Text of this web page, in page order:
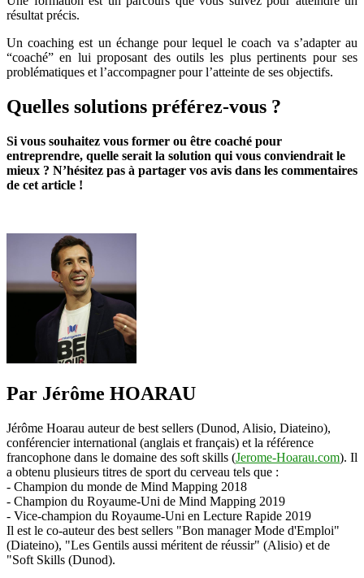
résultat précis.
Un coaching est un échange pour lequel le coach va s’adapter au
“coaché” en lui proposant des outils les plus pertinents pour ses
problématiques et l’accompagner pour l’atteinte de ses objectifs.
Quelles solutions préférez-vous ?
Si vous souhaitez vous former ou être coaché pour
entreprendre, quelle serait la solution qui vous conviendrait le
mieux ? N’hésitez pas à partager vos avis dans les commentaires
de cet article !
Par Jérôme HOARAU
Jérôme Hoarau auteur de best sellers (Dunod, Alisio, Diateino),
conférencier international (anglais et français) et la référence
francophone dans le domaine des soft skills (Jerome-Hoarau.com). Il
a obtenu plusieurs titres de sport du cerveau tels que :
- Champion du monde de Mind Mapping 2018
- Champion du Royaume-Uni de Mind Mapping 2019
- Vice-champion du Royaume-Uni en Lecture Rapide 2019
Il est le co-auteur des best sellers "Bon manager Mode d'Emploi"
(Diateino), "Les Gentils aussi méritent de réussir" (Alisio) et de
"Soft Skills (Dunod).